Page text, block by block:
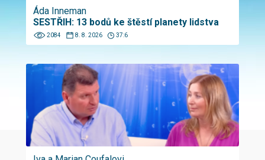
Áda Inneman
SESTŘIH: 13 bodů ke štěstí planety lidstva
2084 8. 8. 2026 37:6